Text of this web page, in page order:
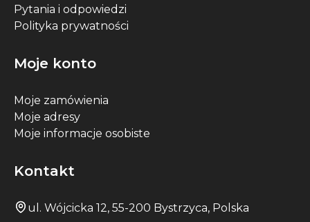
Pytania i odpowiedzi
Polityka prywatności
Moje konto
Moje zamówienia
Moje adresy
Moje informacje osobiste
Kontakt
ul. Wójcicka 12, 55-200 Bystrzyca, Polska